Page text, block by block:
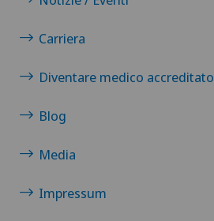
Carriera
Diventare medico accreditato
Blog
Media
Impressum